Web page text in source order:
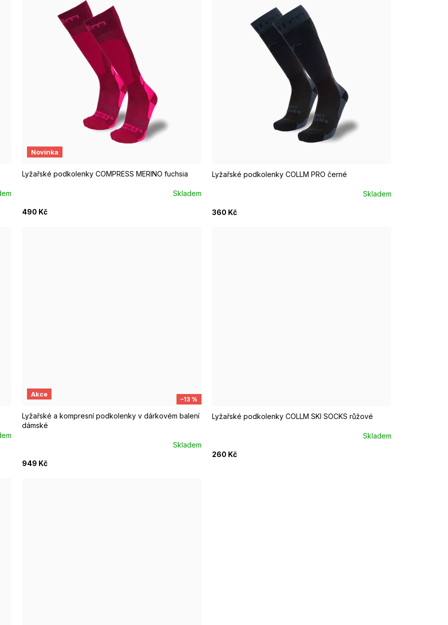
46
Novinka
Lyžařské podkolenky COMPRESS MERINO fuchsia
Skladem
490 Kč
M/L EUR 40-42
Lyžařské podkolenky COLLM PRO černé
Skladem
360 Kč
M/L EUR 40-42
Akce
–13 %
Lyžařské a kompresní podkolenky v dárkovém balení
dámské
Skladem
949 Kč
S/M EUR 37-39
Lyžařské podkolenky COLLM SKI SOCKS růžové
Skladem
260 Kč